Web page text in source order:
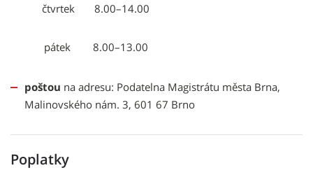
čtvrtek 8.00–14.00
pátek 8.00–13.00
poštou na adresu: Podatelna Magistrátu města Brna,
Malinovského nám. 3, 601 67 Brno
Poplatky